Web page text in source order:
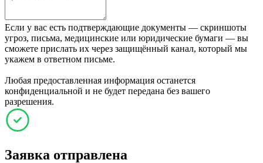
Если у вас есть подтверждающие документы — скриншоты
угроз, письма, медицинские или юридические бумаги — вы
сможете прислать их через защищённый канал, который мы
укажем в ответном письме.
Любая предоставленная информация останется
конфиденциальной и не будет передана без вашего
разрешения.
Заявка отправлена